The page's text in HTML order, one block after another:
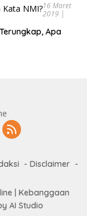
16 Maret
2019 |
Apa
Disclaimer
| Kebanggaan
AI Studio